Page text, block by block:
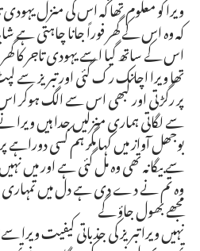
ویرا کو معلوم تھا کہ اس کی منزل
کہ وہ اس کے گھر فوراً جانا چاہتی ہے
اس کے ساتھ گیا اسے یہودی تاجر کا گھر
تھا ویرا اچانک رک گئی اور تبریز سے
پر رگڑتی اور کبھی اس سے الگ ہوکر
سے لگاتی ہماری منزلیں جدا ہیں
بوجھل آواز میں کہا مگر ہم کسی
سے بیگانہ تھی وہ مل گئی ہے اور میں
وہ تم نے دے دی ہے دل میں
مجھے بھول جاؤ گے
نہیں ویرا تبریز کی جذباتی کیفیت ویرا